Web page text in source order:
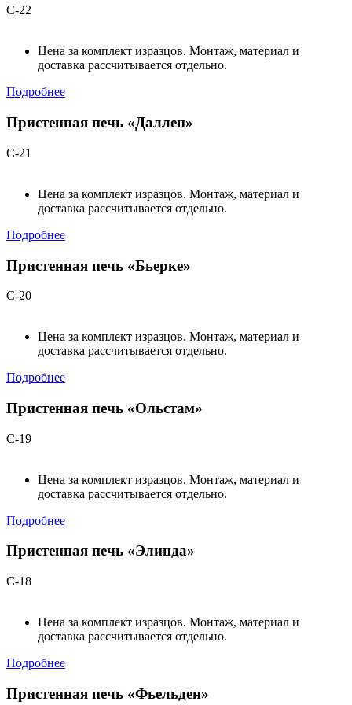
С-22
Цена за комплект изразцов. Монтаж, материал и
доставка рассчитывается отдельно.
Подробнее
Пристенная печь «Даллен»
С-21
Цена за комплект изразцов. Монтаж, материал и
доставка рассчитывается отдельно.
Подробнее
Пристенная печь «Бьерке»
С-20
Цена за комплект изразцов. Монтаж, материал и
доставка рассчитывается отдельно.
Подробнее
Пристенная печь «Ольстам»
С-19
Цена за комплект изразцов. Монтаж, материал и
доставка рассчитывается отдельно.
Подробнее
Пристенная печь «Элинда»
С-18
Цена за комплект изразцов. Монтаж, материал и
доставка рассчитывается отдельно.
Подробнее
Пристенная печь «Фьельден»